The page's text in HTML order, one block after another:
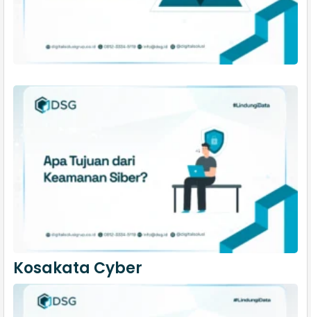
Kosakata Cyber